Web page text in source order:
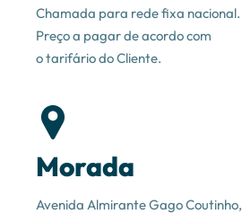
Chamada para rede fixa nacional.
Preço a pagar de acordo com
o tarifário do Cliente.
Morada
Avenida Almirante Gago Coutinho,